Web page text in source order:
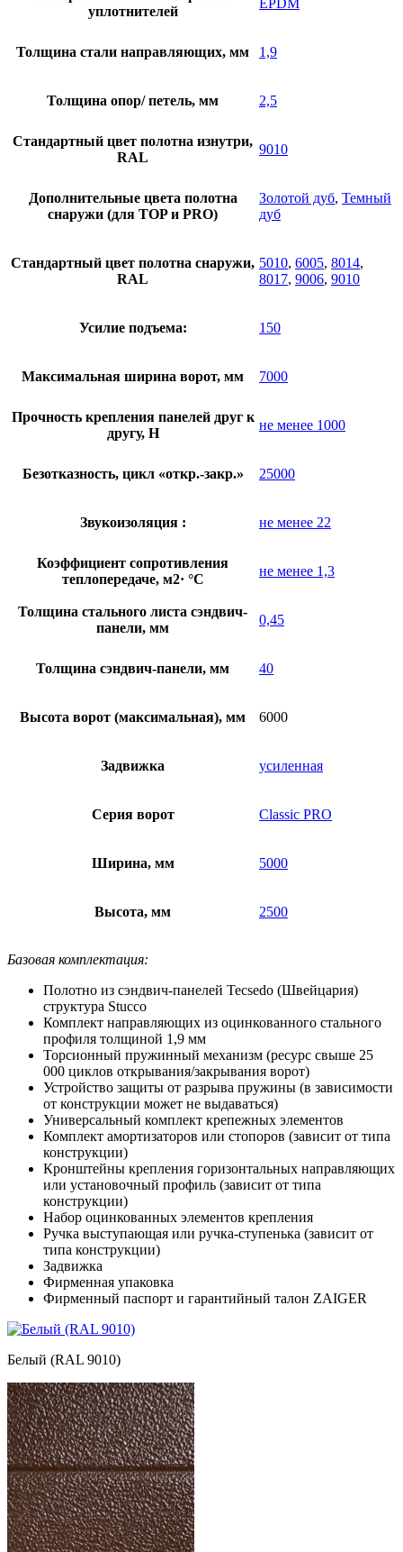
уплотнителей
Толщина стали направляющих, мм 1,9
Толщина опор/ петель, мм 2,5
Стандартный цвет полотна изнутри,
RAL
9010
Дополнительные цвета полотна
снаружи (для TOP и PRO)
Золотой дуб, Темный
дуб
Стандартный цвет полотна снаружи,
RAL
5010, 6005, 8014,
8017, 9006, 9010
Усилие подъема: 150
Максимальная ширина ворот, мм 7000
Прочность крепления панелей друг к
другу, Н
не менее 1000
Безотказность, цикл «откр.-закр.» 25000
Звукоизоляция : не менее 22
Коэффициент сопротивления
теплопередаче, м2· °С
не менее 1,3
Толщина стального листа сэндвич-
панели, мм
0,45
Толщина сэндвич-панели, мм 40
Высота ворот (максимальная), мм 6000
Задвижка усиленная
Серия ворот Classic PRO
Ширина, мм 5000
Высота, мм 2500
Базовая комплектация:
Полотно из сэндвич-панелей Tecsedo (Швейцария)
структура Stucco
Комплект направляющих из оцинкованного стального
профиля толщиной 1,9 мм
Торсионный пружинный механизм (ресурс свыше 25
000 циклов открывания/закрывания ворот)
Устройство защиты от разрыва пружины (в зависимости
от конструкции может не выдаваться)
Универсальный комплект крепежных элементов
Комплект амортизаторов или стопоров (зависит от типа
конструкции)
Кронштейны крепления горизонтальных направляющих
или установочный профиль (зависит от типа
конструкции)
Набор оцинкованных элементов крепления
Ручка выступающая или ручка-ступенька (зависит от
типа конструкции)
Задвижка
Фирменная упаковка
Фирменный паспорт и гарантийный талон ZAIGER
Белый (RAL 9010)